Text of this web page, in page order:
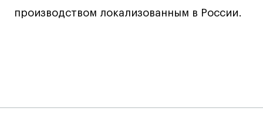
Все программы
производством локализованным в России.